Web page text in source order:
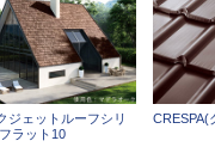
ジェットルーフシリ
ラット10
CRESPA(